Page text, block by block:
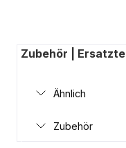
Zubehör |
Ähnlich
Zubehör